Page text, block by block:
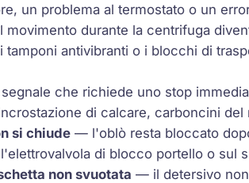
un problema al termostato o un
durante la centrifuga
tamponi antivibranti o i blocchi di
che richiede uno stop
di calcare, carboncini
si chiude — l'oblò resta bloccato
di blocco portello o sul
non svuotata — il detersivo non